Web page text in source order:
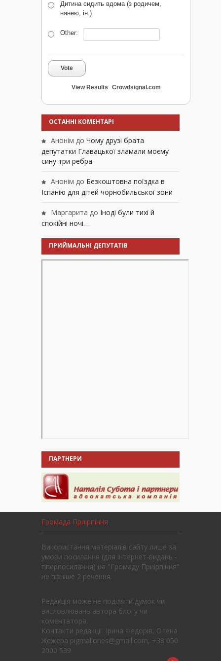
Дитина сидить вдома (з родичем,
нянею, ін.)
Other:
Vote
View Results Crowdsignal.com
ОСТАННІ КОМЕНТАРІ
Анонім до Чому друзі брата
депутатки Главацької зламали моєму
сину три ребра
Анонім до Безкоштовна поїздка в
Іспанію для дітей чорнобильської зони
Маргарита до Іноді були тихі й
спокійні ночі…
ПРИЙМАЛЬНІ ДЕПУТАТІВ
ПАРТНЕРИ
Громада Приірпіння
Використання матеріалів сайту лише за
умови посилання (для інтернет-видань -
гіперпосилання) на "Громаду Приірпіння"
не пізніше 2 речення.
Редакція може не поділяти думок чи
висловлювань автора блогу чи
коментатора.
Контакти редакції: Ірина Федорів, Олена
Жежера pigmaliones@gmail.com, +38 050
2000 539